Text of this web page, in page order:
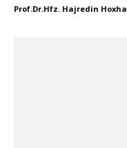
Prof.Dr.Hfz. Hajredin Hoxha